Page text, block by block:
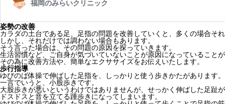
姿勢の改善
カラダの土台である足、足指の問題を改善していくと、多くの場合そ
しかし、それだけでは調わない場合もあります。
そう言った場合は、その問題の原因を探っていきます。
生活習慣など、ご自身が気づいていないことが原因になっていること
その為に改善方法や、簡単なエクササイズをお伝えいたします。
歩行指導
ゆびのば体操で伸ばした足指を、しっかりと使う歩きかたがあります。
一言でいうと、小股歩きです。
大股歩きが悪いというわけではありませんが、せっかく伸ばした足趾
ドスドスと音を立てる踵歩きになってしまいます。